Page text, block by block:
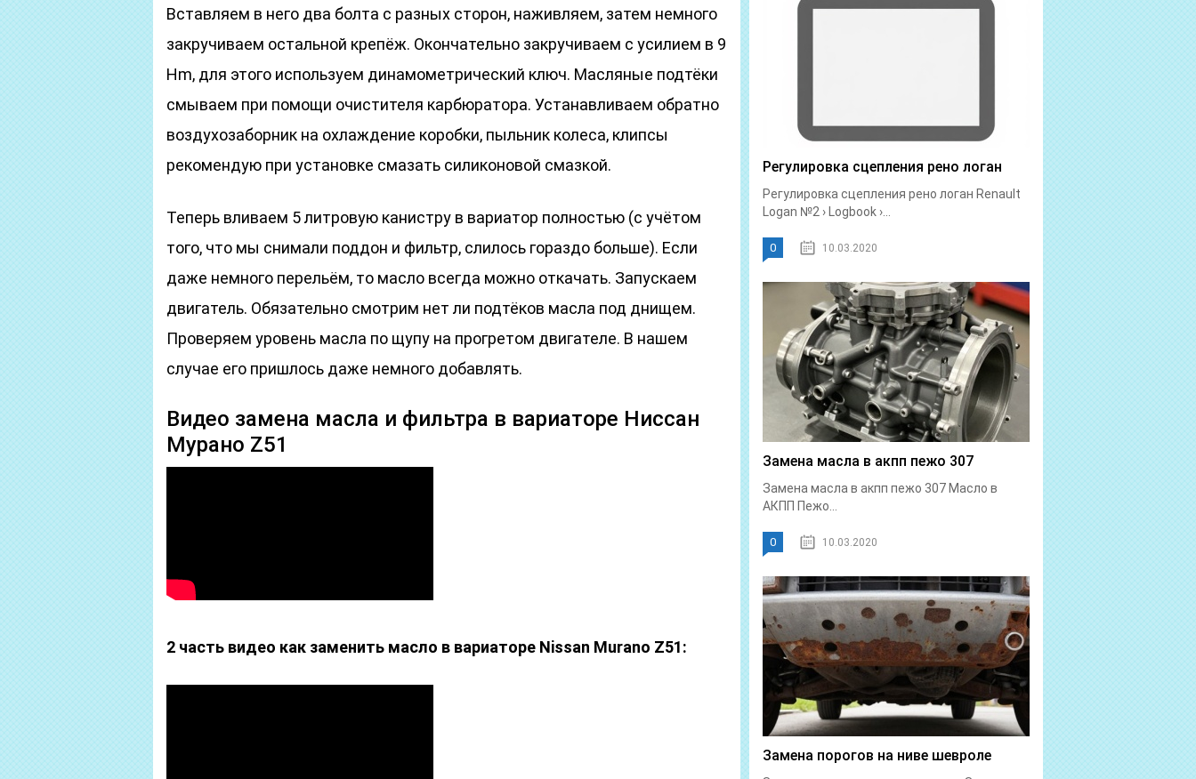
Вставляем в него два болта с разных сторон, наживляем, затем немного
закручиваем остальной крепёж. Окончательно закручиваем с усилием в 9
Hm, для этого используем динамометрический ключ. Масляные подтёки
смываем при помощи очистителя карбюратора. Устанавливаем обратно
воздухозаборник на охлаждение коробки, пыльник колеса, клипсы
рекомендую при установке смазать силиконовой смазкой.
Теперь вливаем 5 литровую канистру в вариатор полностью (с учётом
того, что мы снимали поддон и фильтр, слилось гораздо больше). Если
даже немного перельём, то масло всегда можно откачать. Запускаем
двигатель. Обязательно смотрим нет ли подтёков масла под днищем.
Проверяем уровень масла по щупу на прогретом двигателе. В нашем
случае его пришлось даже немного добавлять.
Видео замена масла и фильтра в вариаторе Ниссан
Мурано Z51
2 часть видео как заменить масло в вариаторе Nissan Murano Z51:
Регулировка сцепления рено логан
Регулировка сцепления рено логан Renault
Logan №2 › Logbook ›...
0 10.03.2020
Замена масла в акпп пежо 307
Замена масла в акпп пежо 307 Масло в
АКПП Пежо...
0 10.03.2020
Замена порогов на ниве шевроле